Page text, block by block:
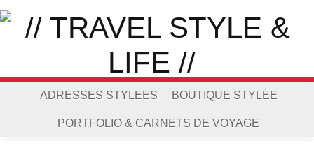
ADRESSES STYLEES BOUTIQUE STYLÉE
PORTFOLIO & CARNETS DE VOYAGE